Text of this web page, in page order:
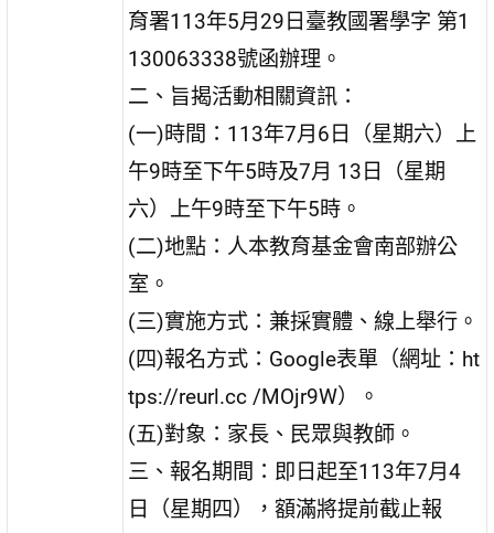
育署113年5月29日臺教國署學字 第1
130063338號函辦理。
二、旨揭活動相關資訊：
(一)時間：113年7月6日（星期六）上
午9時至下午5時及7月 13日（星期
六）上午9時至下午5時。
(二)地點：人本教育基金會南部辦公
室。
(三)實施方式：兼採實體、線上舉行。
(四)報名方式：Google表單（網址：ht
tps://reurl.cc /MOjr9W）。
(五)對象：家長、民眾與教師。
三、報名期間：即日起至113年7月4
日（星期四），額滿將提前截止報